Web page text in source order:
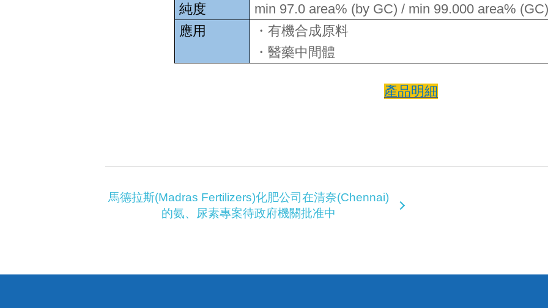
純度
min 97.0 area% (by GC) / min 99.000 area% (GC)
應用
・有機合成原料
・醫藥中間體
產品明細
馬德拉斯(Madras Fertilizers)化肥公司在清奈(Chennai)
的氨、尿素專案待政府機關批准中